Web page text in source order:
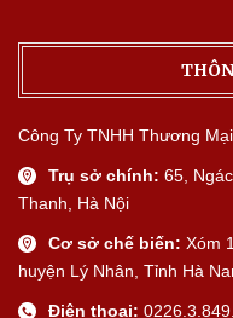
Công Ty TNHH Thương
Trụ sở chính: 65,
Thanh, Hà Nội
Cơ sở chế biến: Xóm
huyện Lý Nhân, Tỉnh Hà
Điện thoại: